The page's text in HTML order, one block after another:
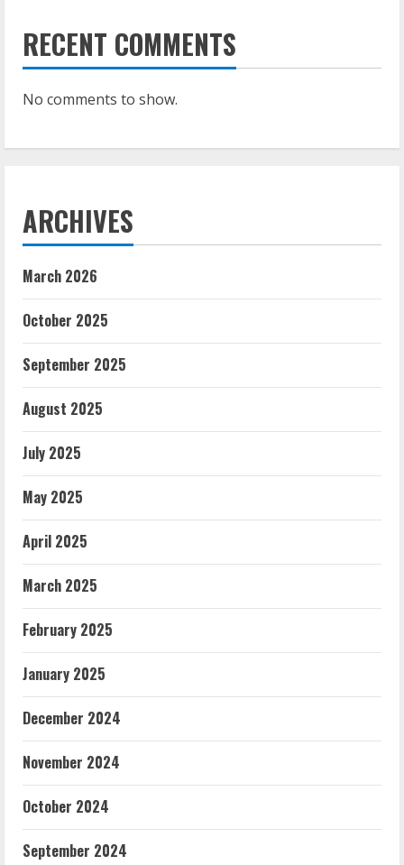
RECENT COMMENTS
No comments to show.
ARCHIVES
March 2026
October 2025
September 2025
August 2025
July 2025
May 2025
April 2025
March 2025
February 2025
January 2025
December 2024
November 2024
October 2024
September 2024